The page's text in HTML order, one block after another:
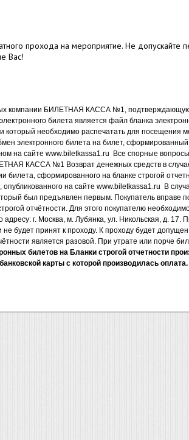
прохода на мероприятие. Не допускайте
Вас!
компании БИЛЕТНАЯ КАССА №1,
билета является файл бланка
который необходимо распечатать для посещения
электронного билета на билет, сформированный
на сайте www.biletkassa1.ru Все спорные
КАССА №1 Возврат денежных средств в
сформированного на бланке строгой
на сайте www.biletkassa1.ru В
был предъявлен первым. Покупатель вправе
отчётности. Для этого покупателю
г. Москва, м. Лубянка, ул. Никольская, д. 17.
будет принят к проходу. К проходу будет
является разовой. При утрате или порче
билетов на Бланки строгой отчетности
карты с которой производилась оплата.